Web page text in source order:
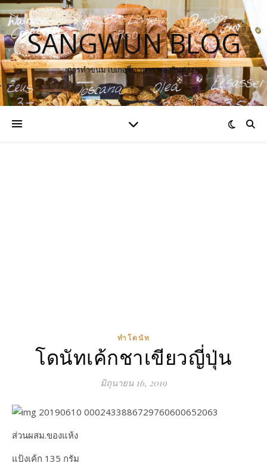
SANGWUN BLOG
การทำขนม เบเกอรี่ อาหาร ของกินต่าง ๆ
ทำโดนัท
โดนัทเค้กชาเขียวญี่ปุ่น
มิถุนายน 16, 2019
ส่วนผสม.ของแห้ง
แป้งเค้ก 135 กรัม